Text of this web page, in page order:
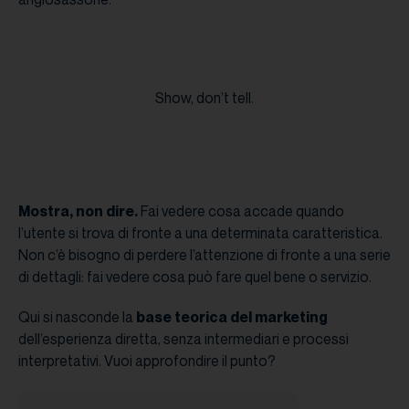
Show, don’t tell.
Mostra, non dire. Fai vedere cosa accade quando
l’utente si trova di fronte a una determinata caratteristica.
Non c’è bisogno di perdere l’attenzione di fronte a una serie
di dettagli: fai vedere cosa può fare quel bene o servizio.
Qui si nasconde la base teorica del marketing
dell’esperienza diretta, senza intermediari e processi
interpretativi. Vuoi approfondire il punto?